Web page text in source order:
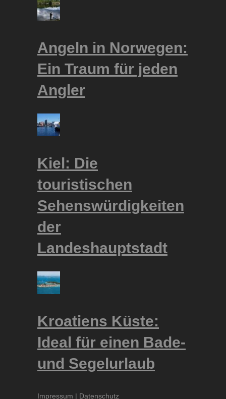
Angeln in Norwegen:
Ein Traum für jeden
Angler
Kiel: Die
touristischen
Sehenswürdigkeiten
der
Landeshauptstadt
Kroatiens Küste:
Ideal für einen Bade-
und Segelurlaub
Impressum | Datenschutz